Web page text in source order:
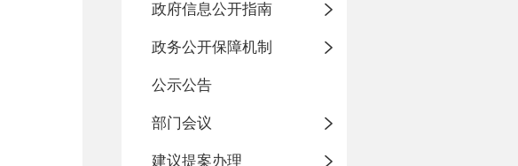
政府信息公开指南
政务公开保障机制
公示公告
部门会议
建议提案办理